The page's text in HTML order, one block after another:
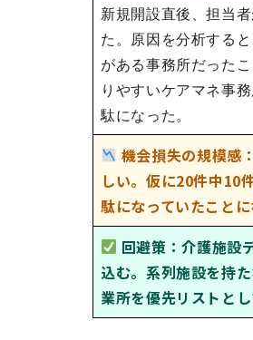
新規開設直後、担当
た。原因を分析する
がある事務所だった
りやすいケアマネ事
駄になった。
機会損失の規模感
しい。仮に20件中10
駄になっていたことに
回避策：介護施設
込む。系列施設を持
業所を優先リストと